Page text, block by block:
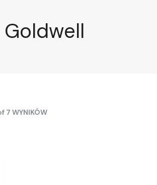
Goldwell
7 WYNIKÓW